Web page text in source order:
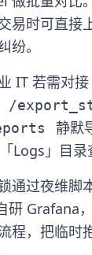
易时可直接
纷。
IT 若需对
静默
Logs」目录
通过夜维脚
研 Grafana
程，把临时